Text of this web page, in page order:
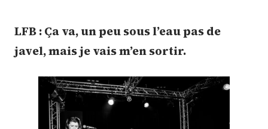
LFB : Ça va, un peu sous l’eau pas de
javel, mais je vais m’en sortir.